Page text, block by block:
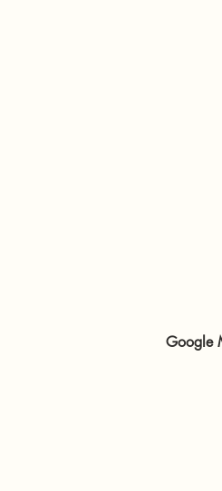
Google